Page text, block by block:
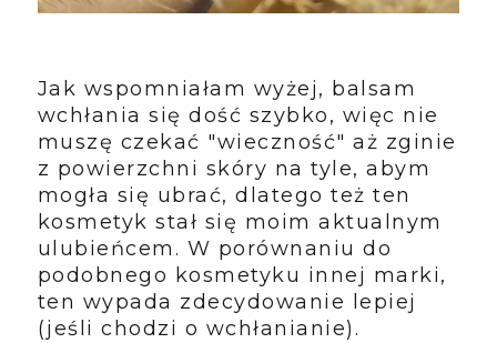
Jak wspomniałam wyżej, balsam
wchłania się dość szybko, więc nie
muszę czekać "wieczność" aż zginie
z powierzchni skóry na tyle, abym
mogła się ubrać, dlatego też ten
kosmetyk stał się moim aktualnym
ulubieńcem. W porównaniu do
podobnego kosmetyku innej marki,
ten wypada zdecydowanie lepiej
(jeśli chodzi o wchłanianie).